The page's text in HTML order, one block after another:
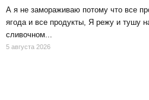
А я не замораживаю потому что все
ягода и все продукты, Я режу и тушу
сливочном...
5 августа 2026